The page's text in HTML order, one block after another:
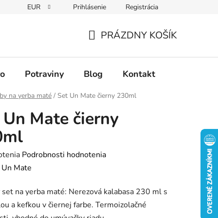
EUR Prihlásenie Registrácia
KOŠÍK
PRÁZDNY KOŠÍK
Potraviny Blog Kontakt
na yerba maté / Set Un Mate čierny 230ml
Mate čierny
Podrobnosti hodnotenia
Un Mate
na yerba maté: Nerezová kalabasa 230 ml s
a kefkou v čiernej farbe. Termoizolačné